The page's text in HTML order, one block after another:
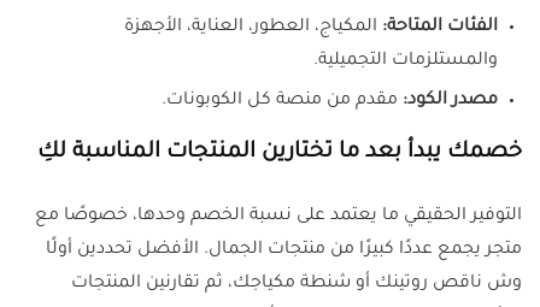
الفئات المتاحة: المكياج، العطور، العناية، الأجهزة
والمستلزمات التجميلية.
مصدر الكود: مقدم من منصة كل الكوبونات.
خصمك يبدأ بعد ما تختارين المنتجات المناسبة لكِ
التوفير الحقيقي ما يعتمد على نسبة الخصم وحدها، خصوصًا مع
متجر يجمع عددًا كبيرًا من منتجات الجمال. الأفضل تحددين أولًا
وش ناقص روتينك أو شنطة مكياجك، ثم تقارنين المنتجات